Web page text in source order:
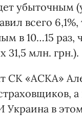
убыточным
всего
в 10…15 раз,
31,5 млн. грн.).
СК «АСКА»
Украина в